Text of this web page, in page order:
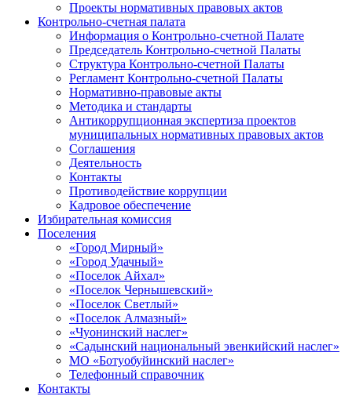
Проекты нормативных правовых актов
Контрольно-счетная палата
Информация о Контрольно-счетной Палате
Председатель Контрольно-счетной Палаты
Структура Контрольно-счетной Палаты
Регламент Контрольно-счетной Палаты
Нормативно-правовые акты
Методика и стандарты
Антикоррупционная экспертиза проектов
муниципальных нормативных правовых актов
Соглашения
Деятельность
Контакты
Противодействие коррупции
Кадровое обеспечение
Избирательная комиссия
Поселения
«Город Мирный»
«Город Удачный»
«Поселок Айхал»
«Поселок Чернышевский»
«Поселок Светлый»
«Поселок Алмазный»
«Чуонинский наслег»
«Садынский национальный эвенкийский наслег»
МО «Ботуобуйинский наслег»
Телефонный справочник
Контакты